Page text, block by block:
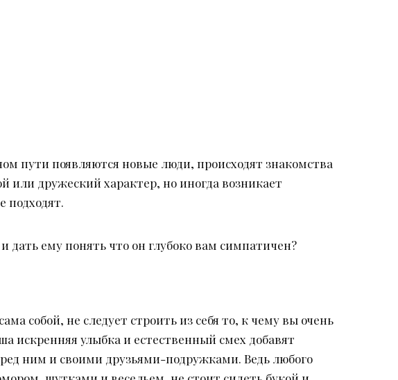
пути появляются новые люди, происходят знакомства
или дружеский характер, но иногда возникает
подходят.
дать ему понять что он глубоко вам симпатичен?
собой, не следует строить из себя то, к чему вы очень
искренняя улыбка и естественный смех добавят
ним и своими друзьями-подружками. Ведь любого